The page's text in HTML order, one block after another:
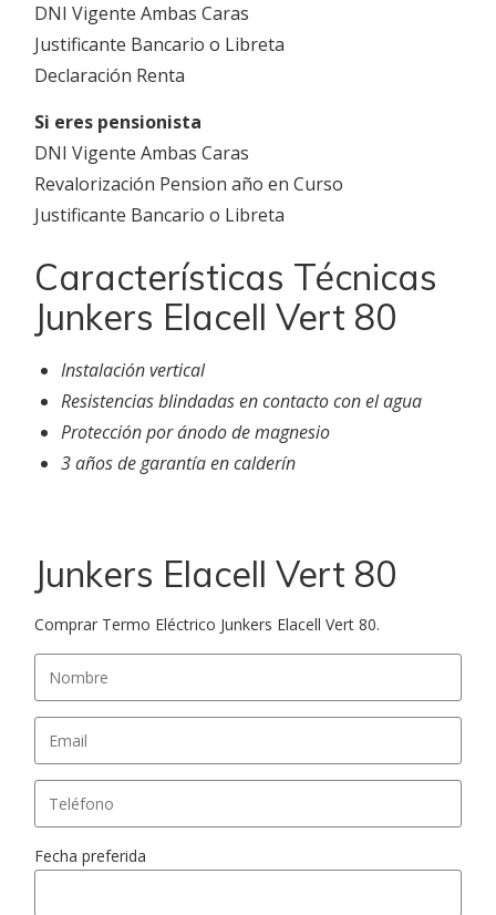
DNI Vigente Ambas Caras
Justificante Bancario o Libreta
Declaración Renta
Si eres pensionista
DNI Vigente Ambas Caras
Revalorización Pension año en Curso
Justificante Bancario o Libreta
Características Técnicas
Junkers Elacell Vert 80
Instalación vertical
Resistencias blindadas en contacto con el agua
Protección por ánodo de magnesio
3 años de garantía en calderín
Junkers Elacell Vert 80
Comprar Termo Eléctrico Junkers Elacell Vert 80.
Fecha preferida